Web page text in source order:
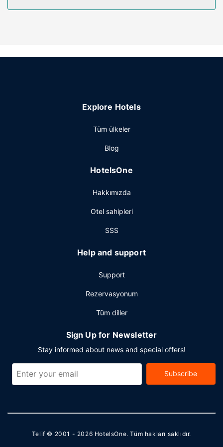
Otelin güzelliği
ve barbekü ızgaraları sunulmaktadır.
şarküteri vardır. Misafirlere her gün 6 ve 9 arasında
Misafirler için ücretsiz kablolu İnternet, 24 saat açık ofis ve
ücretsiz gidiş-dönüş havaalanı transfer servisi 24 saat
Explore Hotels
Tüm ülkeler
Blog
HotelsOne
Hakkımızda
Otel sahipleri
SSS
Help and support
Support
Rezervasyonum
Tüm diller
Sign Up for Newsletter
Stay informed about news and special offers!
Subscribe
Telif © 2001 - 2026 HotelsOne. Tüm hakları saklıdır.